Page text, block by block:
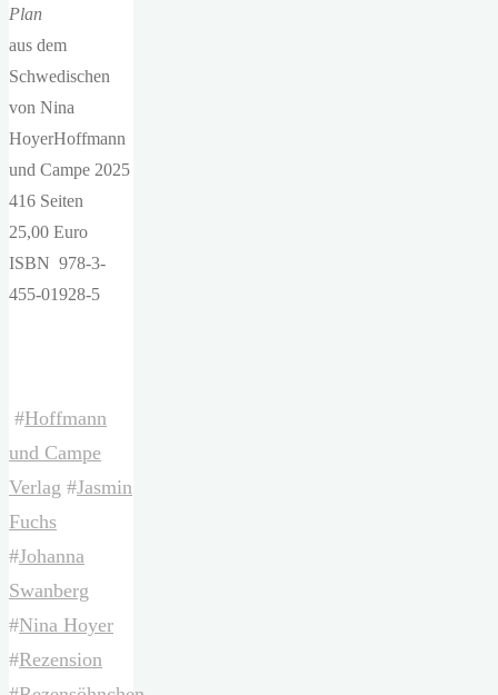
Plan
aus dem
Schwedischen
von Nina
HoyerHoffmann
und Campe 2025
416 Seiten
25,00 Euro
ISBN ‎ 978-3-
455-01928-5
#Hoffmann
und Campe
Verlag #Jasmin
Fuchs
#Johanna
Swanberg
#Nina Hoyer
#Rezension